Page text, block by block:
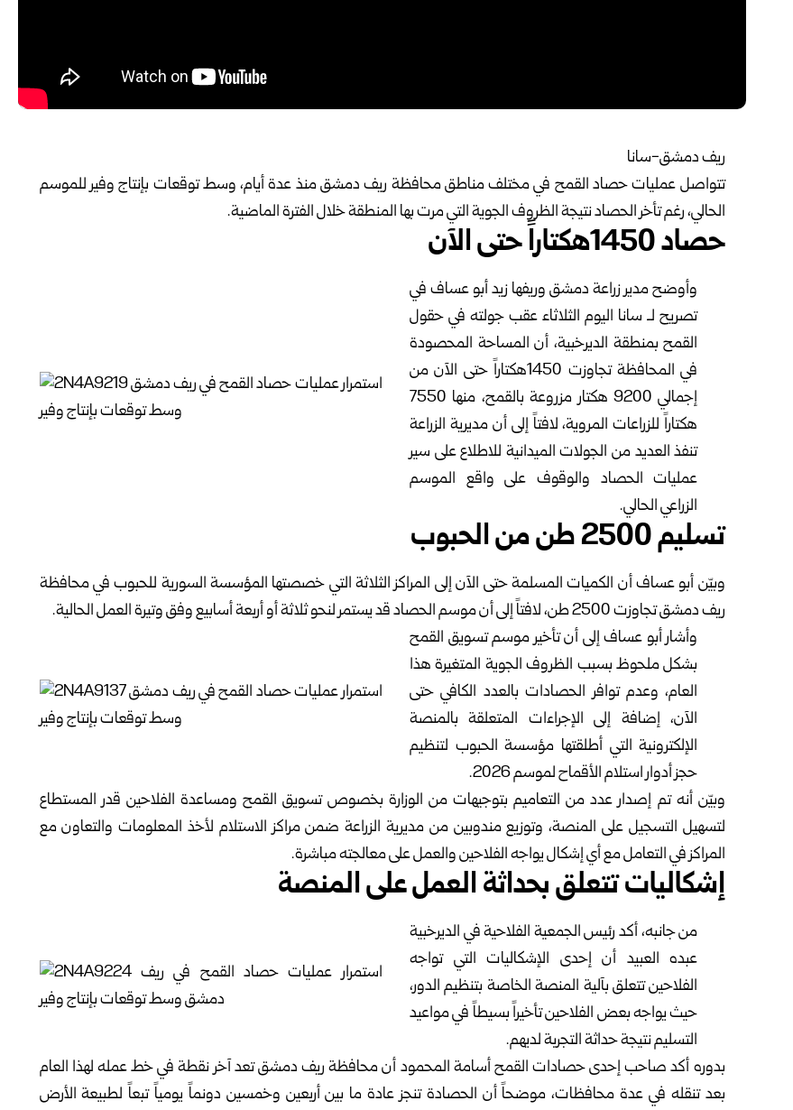
ريف دمشق-سانا‎ ‎
تتواصل عمليات حصاد القمح في مختلف مناطق محافظة ‏ريف دمشقمنذ عدة أيام، وسط توقعات بإنتاج وفير ‏للموسم
الحالي، رغم تأخر الحصاد نتيجة الظروف ‏الجوية التي مرت بها المنطقة خلال الفترة الماضية‎.‎
حصاد 1450هكتاراً حتى الآن
وأوضح مدير زراعة دمشق وريفها زيد أبو عساف في
‏تصريح لـ سانا اليوم الثلاثاء عقب جولته في حقول
القمح بمنطقة الديرخبية، أن المساحة المحصودة
في المحافظة ‏تجاوزت 1450هكتاراً حتى الآن من
إجمالي 9200 ‏هكتار مزروعة بالقمح، منها 7550
هكتاراً للزراعات ‏المروية، لافتاً إلى أن مديرية الزراعة
تنفذ العديد من ‏الجولات الميدانية للاطلاع على سير
عمليات الحصاد ‏والوقوف على واقع الموسم
الزراعي الحالي‎.‎
تسليم 2500 طن من الحبوب‎
وبيّن أبو عساف أن الكميات المسلمة حتى الآن إلى ‏المراكز الثلاثة التي خصصتها المؤسسة السورية ‏للحبوب في محافظة
ريف دمشق تجاوزت 2500 طن، ‏لافتاً إلى أن موسم الحصاد قد يستمر لنحو ثلاثة أو أربعة ‏أسابيع وفق وتيرة العمل الحالية‎.‎
وأشار أبو عساف إلى أن تأخير موسم تسويق القمح
‏بشكل ملحوظ بسبب الظروف الجوية المتغيرة هذا
العام، ‏وعدم توافر الحصادات بالعدد الكافي حتى
الآن، إضافة ‏إلى الإجراءات المتعلقة بالمنصة
الإلكترونية التي أطلقتها ‏مؤسسة الحبوب لتنظيم
حجز أدوار استلام الأقماح لموسم ‌‏2026‌.‎
وبيّن أنه تم إصدار عدد من التعاميم بتوجيهات من ‏الوزارة بخصوص تسويق القمح ومساعدة الفلاحين قدر ‏المستطاع
لتسهيل التسجيل على المنصة، وتوزيع ‏مندوبين من مديرية الزراعة ضمن مراكز الاستلام لأخذ ‏المعلومات والتعاون مع
المراكز في التعامل مع أي ‏إشكال يواجه الفلاحين والعمل على معالجته مباشرة‎.‎
إشكاليات تتعلق بحداثة العمل على المنصة‎ ‎
من جانبه، أكد رئيس الجمعية الفلاحية في الديرخبية
عبده ‏العبيد أن إحدى الإشكاليات التي تواجه
الفلاحين تتعلق ‏بآلية المنصة الخاصة بتنظيم الدور،
حيث يواجه بعض ‏الفلاحين تأخيراً بسيطاً في مواعيد
التسليم نتيجة حداثة ‏التجربة لديهم‎.‎
بدوره أكد صاحب إحدى حصادات القمح أسامة المحمود ‏أن محافظة ريف دمشق تعد آخر نقطة في خط عمله لهذا ‏العام
بعد تنقله في عدة محافظات، موضحاً أن الحصادة ‏تنجز عادة ما بين أربعين وخمسين دونماً يومياً تبعاً ‏لطبيعة الأرض